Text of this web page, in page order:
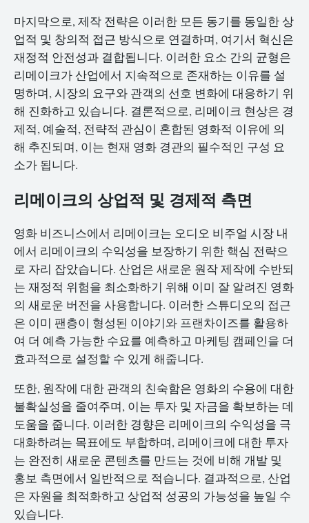
마지막으로, 제작 전략은 이러한 모든 동기를 동일한 상
업적 및 창의적 접근 방식으로 연결하며, 여기서 혁신은
재정적 안전성과 결합됩니다. 이러한 요소 간의 균형은
리메이크가 산업에서 지속적으로 존재하는 이유를 설
명하며, 시장의 요구와 관객의 선호 변화에 대응하기 위
해 진화하고 있습니다. 결론적으로, 리메이크 현상은 경
제적, 예술적, 전략적 관심이 혼합된 영화적 이유에 의
해 추진되며, 이는 현재 영화 경관의 필수적인 구성 요
소가 됩니다.
리메이크의 상업적 및 경제적 측면
영화 비즈니스에서 리메이크는 오디오 비주얼 시장 내
에서 리메이크의 수익성을 보장하기 위한 핵심 전략으
로 자리 잡았습니다. 산업은 새로운 원작 제작에 수반되
는 재정적 위험을 최소화하기 위해 이미 잘 알려진 영화
의 새로운 버전을 사용합니다. 이러한 스튜디오의 접근
은 이미 팬층이 형성된 이야기와 프랜차이즈를 활용하
여 더 예측 가능한 수요를 예측하고 마케팅 캠페인을 더
효과적으로 설정할 수 있게 해줍니다.
또한, 원작에 대한 관객의 친숙함은 영화의 수용에 대한
불확실성을 줄여주며, 이는 투자 및 자금을 확보하는 데
도움을 줍니다. 이러한 경향은 리메이크의 수익성을 극
대화하려는 목표에도 부합하며, 리메이크에 대한 투자
는 완전히 새로운 콘텐츠를 만드는 것에 비해 개발 및
홍보 측면에서 일반적으로 적습니다. 결과적으로, 산업
은 자원을 최적화하고 상업적 성공의 가능성을 높일 수
있습니다.